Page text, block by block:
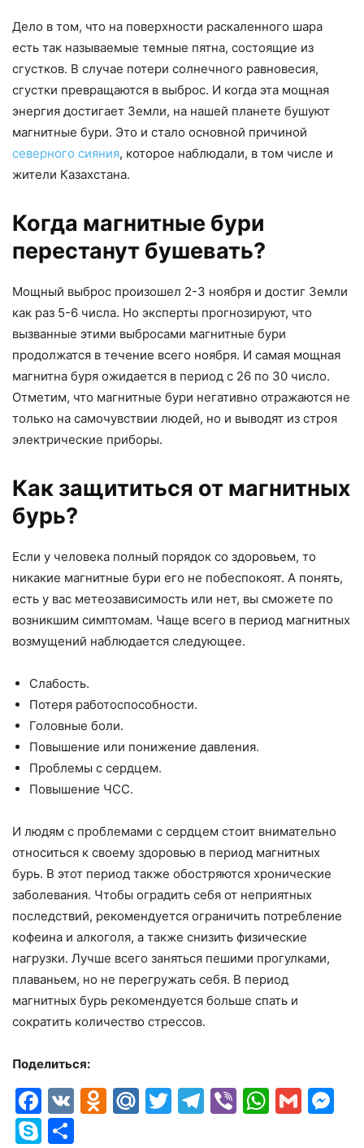
Дело в том, что на поверхности раскаленного шара
есть так называемые темные пятна, состоящие из
сгустков. В случае потери солнечного равновесия,
сгустки превращаются в выброс. И когда эта мощная
энергия достигает Земли, на нашей планете бушуют
магнитные бури. Это и стало основной причиной
северного сияния, которое наблюдали, в том числе и
жители Казахстана.
Когда магнитные бури
перестанут бушевать?
Мощный выброс произошел 2-3 ноября и достиг Земли
как раз 5-6 числа. Но эксперты прогнозируют, что
вызванные этими выбросами магнитные бури
продолжатся в течение всего ноября. И самая мощная
магнитна буря ожидается в период с 26 по 30 число.
Отметим, что магнитные бури негативно отражаются не
только на самочувствии людей, но и выводят из строя
электрические приборы.
Как защититься от магнитных
бурь?
Если у человека полный порядок со здоровьем, то
никакие магнитные бури его не побеспокоят. А понять,
есть у вас метеозависимость или нет, вы сможете по
возникшим симптомам. Чаще всего в период магнитных
возмущений наблюдается следующее.
Слабость.
Потеря работоспособности.
Головные боли.
Повышение или понижение давления.
Проблемы с сердцем.
Повышение ЧСС.
И людям с проблемами с сердцем стоит внимательно
относиться к своему здоровью в период магнитных
бурь. В этот период также обостряются хронические
заболевания. Чтобы оградить себя от неприятных
последствий, рекомендуется ограничить потребление
кофеина и алкоголя, а также снизить физические
нагрузки. Лучше всего заняться пешими прогулками,
плаваньем, но не перегружать себя. В период
магнитных бурь рекомендуется больше спать и
сократить количество стрессов.
Поделиться:
Facebook
VK Odnoklassniki
Mail.Ru
Twitter
Telegram
Viber
Skype